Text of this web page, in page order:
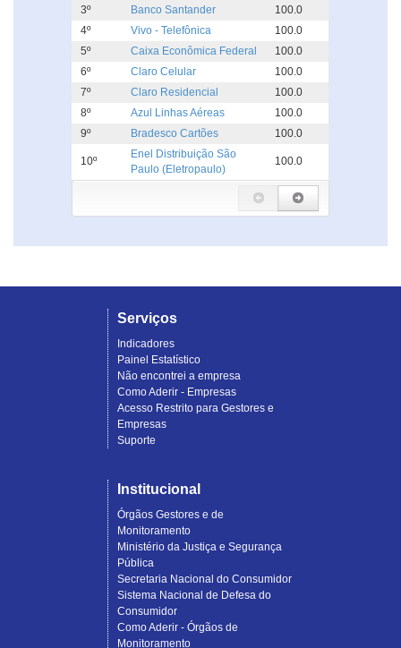
3º
Banco Santander
100.0
4º
Vivo - Telefônica
100.0
5º
Caixa Econômica Federal
100.0
6º
Claro Celular
100.0
7º
Claro Residencial
100.0
8º
Azul Linhas Aéreas
100.0
9º
Bradesco Cartões 100.0
10º
Enel Distribuição São
Paulo (Eletropaulo)
100.0
Serviços
Indicadores
Painel Estatístico
Não encontrei a empresa
Como Aderir - Empresas
Acesso Restrito para Gestores e
Empresas
Suporte
Institucional
Órgãos Gestores e de
Monitoramento
Ministério da Justiça e Segurança
Pública
Secretaria Nacional do Consumidor
Sistema Nacional de Defesa do
Consumidor
Como Aderir - Órgãos de
Monitoramento